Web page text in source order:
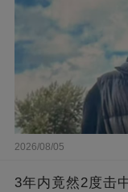
2026/08/05
3年内竟然2度击